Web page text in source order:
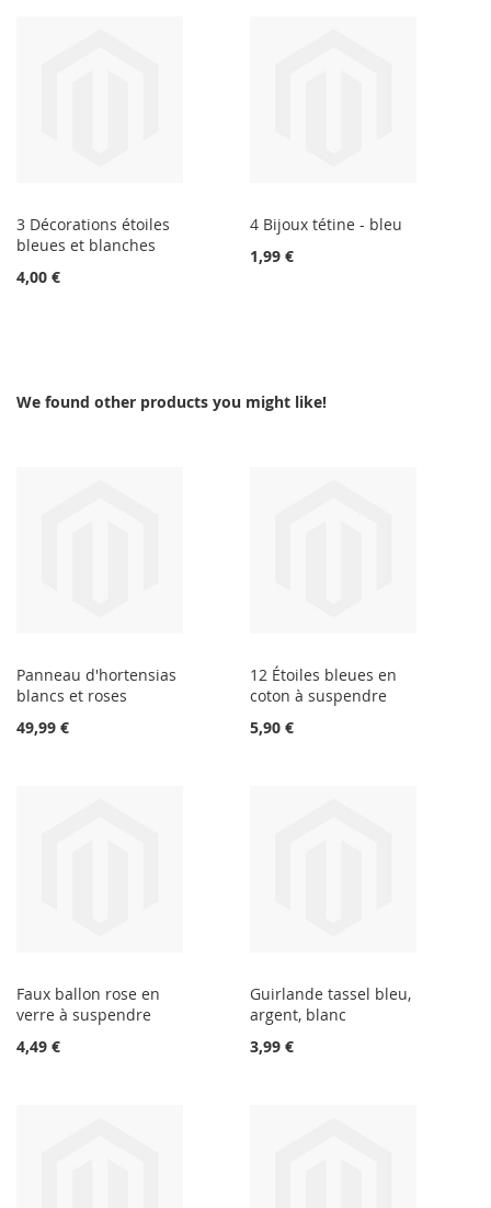
3 Décorations étoiles
bleues et blanches
4,00 €
4 Bijoux tétine - bleu
1,99 €
We found other products you might like!
Panneau d'hortensias
blancs et roses
49,99 €
12 Étoiles bleues en
coton à suspendre
5,90 €
Faux ballon rose en
verre à suspendre
4,49 €
Guirlande tassel bleu,
argent, blanc
3,99 €